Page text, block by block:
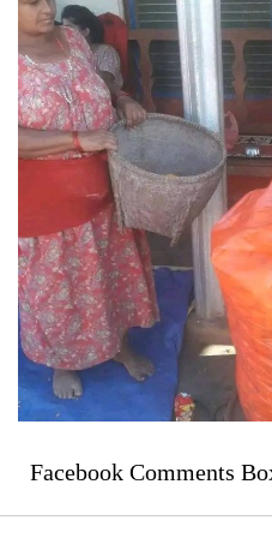
Facebook Comments